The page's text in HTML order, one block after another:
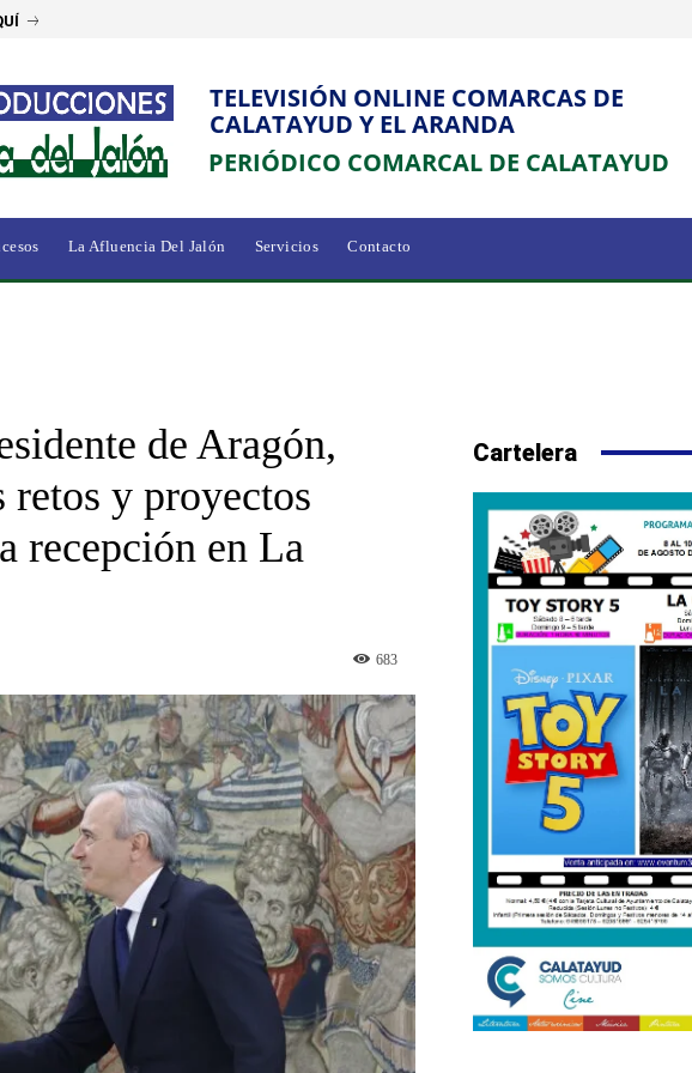
TELEVISIÓN ONLINE COMARCAS DE
CALATAYUD Y EL ARANDA
PERIÓDICO COMARCAL DE CALATAYUD
La Afluencia Del Jalón Servicios Contacto
de Aragón,
retos y proyectos
recepción en La
683
Cartelera